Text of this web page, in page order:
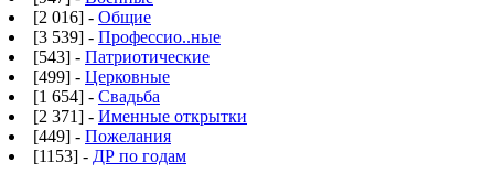
[2 016] - Общие
[3 539] - Профессио..ные
[543] - Патриотические
[499] - Церковные
[1 654] - Свадьба
[2 371] - Именные открытки
[449] - Пожелания
[1153] - ДР по годам